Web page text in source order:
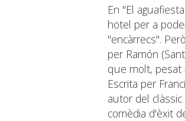
En "El
hotel per a
"encàrrecs".
per Ramón
que molt, pesat
Escrita per
autor del
comèdia d'èxit